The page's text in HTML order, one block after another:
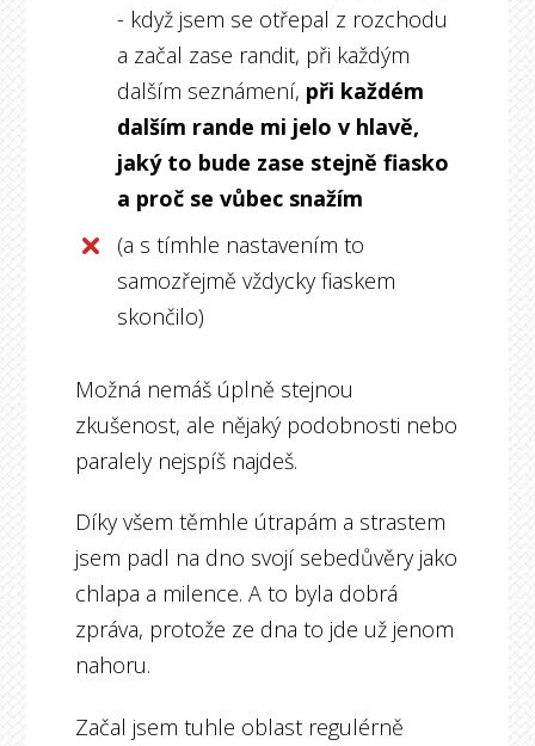
- když jsem se otřepal z rozchodu
a začal zase randit, při každým
dalším seznámení, při každém
dalším rande mi jelo v hlavě,
jaký to bude zase stejně fiasko
a proč se vůbec snažím
(a s tímhle nastavením to
samozřejmě vždycky fiaskem
skončilo)
Možná nemáš úplně stejnou
zkušenost, ale nějaký podobnosti nebo
paralely nejspíš najdeš.
Díky všem těmhle útrapám a strastem
jsem padl na dno svojí sebedůvěry jako
chlapa a milence. A to byla dobrá
zpráva, protože ze dna to jde už jenom
nahoru.
Začal jsem tuhle oblast regulérně